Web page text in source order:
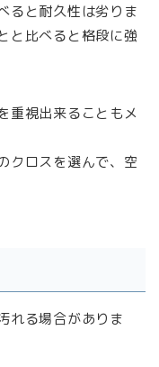
ると耐久性は劣りま
と比べると格段に強
重視出来ることもメ
クロスを選んで、空
れる場合がありま